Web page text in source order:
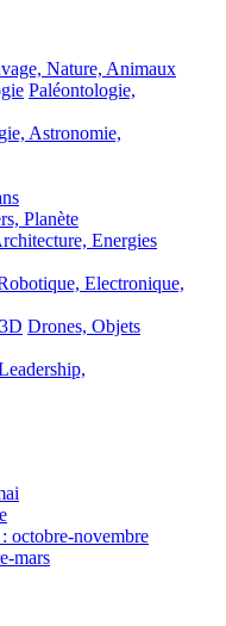
Nature, Animaux
Paléontologie,
Astronomie,
Planète
Energies
Electronique,
Drones, Objets
octobre-novembre
mars